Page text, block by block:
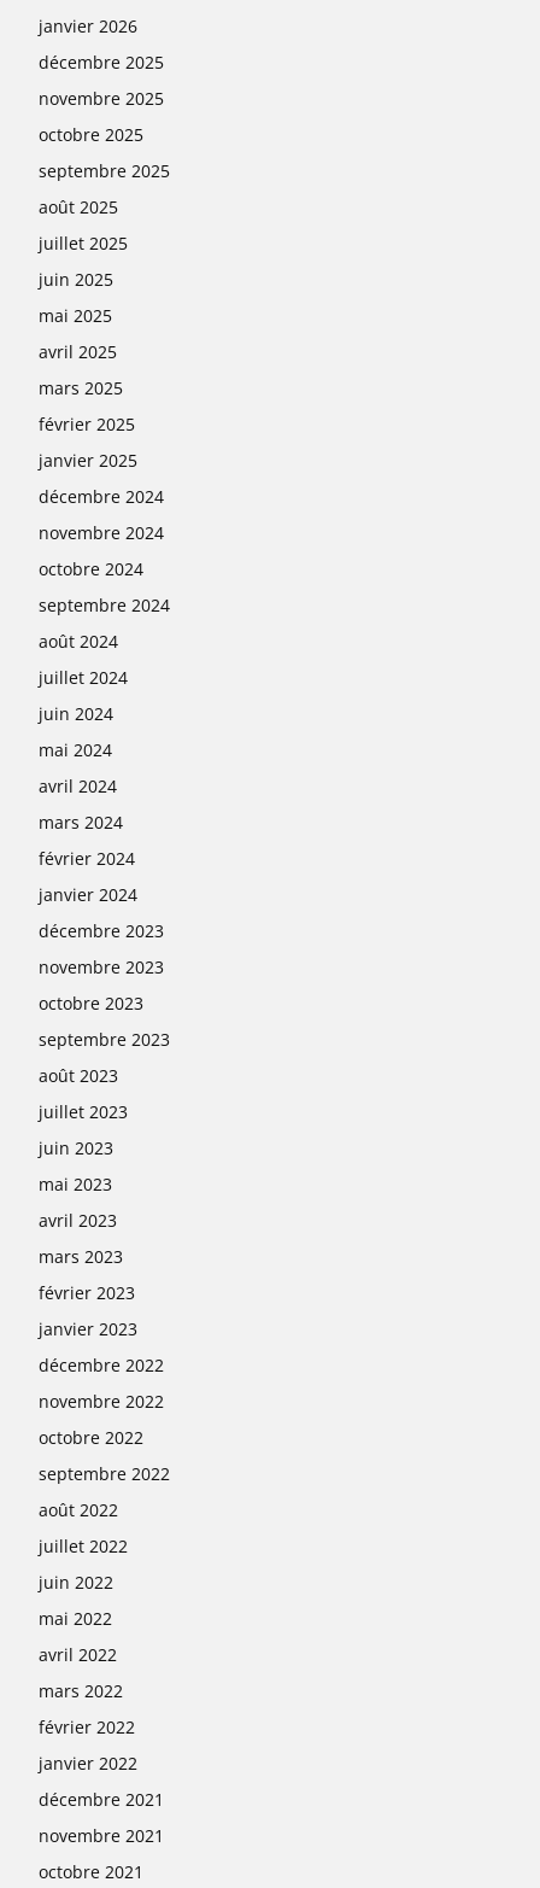
janvier 2026
décembre 2025
novembre 2025
octobre 2025
septembre 2025
août 2025
juillet 2025
juin 2025
mai 2025
avril 2025
mars 2025
février 2025
janvier 2025
décembre 2024
novembre 2024
octobre 2024
septembre 2024
août 2024
juillet 2024
juin 2024
mai 2024
avril 2024
mars 2024
février 2024
janvier 2024
décembre 2023
novembre 2023
octobre 2023
septembre 2023
août 2023
juillet 2023
juin 2023
mai 2023
avril 2023
mars 2023
février 2023
janvier 2023
décembre 2022
novembre 2022
octobre 2022
septembre 2022
août 2022
juillet 2022
juin 2022
mai 2022
avril 2022
mars 2022
février 2022
janvier 2022
décembre 2021
novembre 2021
octobre 2021